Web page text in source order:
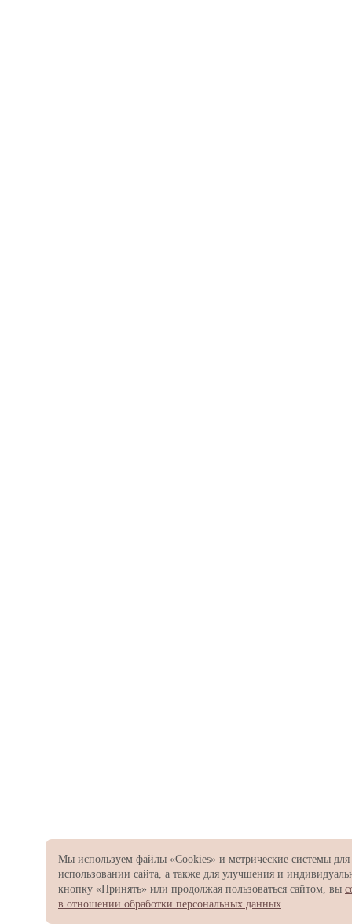
Мы используем файлы «Cookies» и метрические системы
использовании сайта, а также для улучшения и
кнопку «Принять» или продолжая пользоваться сайтом, вы
в отношении обработки персональных данных.